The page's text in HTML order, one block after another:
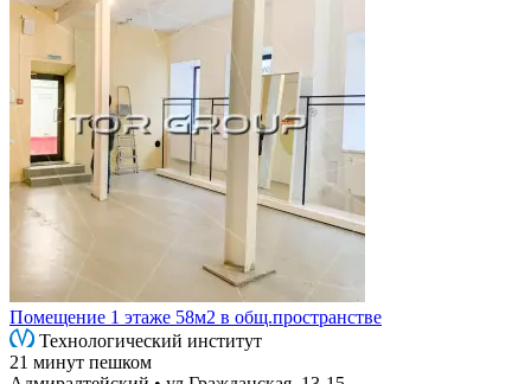
Помещение 1 этаже 58м2 в общ.пространстве
Технологический институт
21 минут пешком